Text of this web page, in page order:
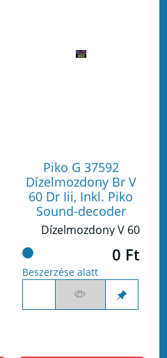
Piko G 37592
Dízelmozdony Br V
60 Dr Iii, Inkl. Piko
Sound-decoder
Dízelmozdony V 60
0 Ft
Beszerzése alatt